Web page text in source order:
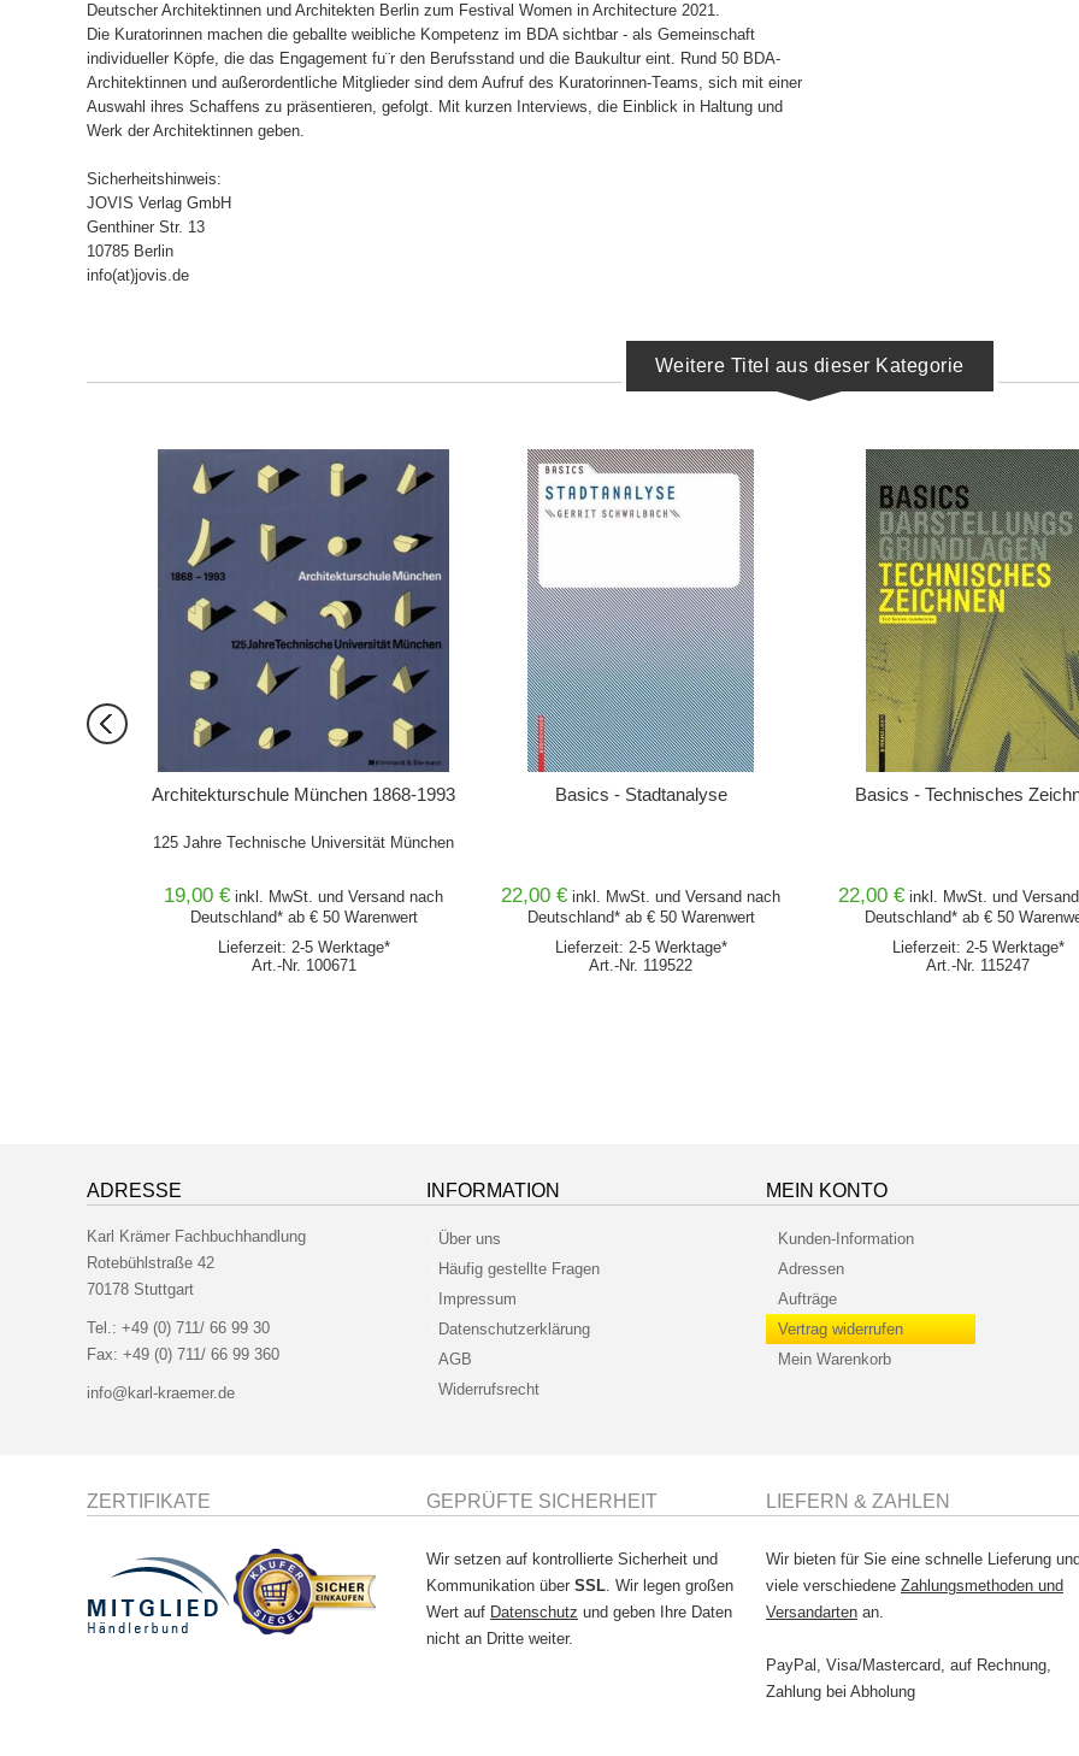
Deutscher Architektinnen und Architekten Berlin zum Festival Women in Architecture 2021.
Die Kuratorinnen machen die geballte weibliche Kompetenz im BDA sichtbar - als Gemeinschaft
individueller Köpfe, die das Engagement fu¨r den Berufsstand und die Baukultur eint. Rund 50 BDA-
Architektinnen und außerordentliche Mitglieder sind dem Aufruf des Kuratorinnen-Teams, sich mit einer
Auswahl ihres Schaffens zu präsentieren, gefolgt. Mit kurzen Interviews, die Einblick in Haltung und
Werk der Architektinnen geben.
Sicherheitshinweis:
JOVIS Verlag GmbH
Genthiner Str. 13
10785 Berlin
info(at)jovis.de
Weitere Titel aus dieser Kategorie
Architekturschule München 1868-1993
125 Jahre Technische Universität München
19,00 € inkl. MwSt. und Versand nach
Deutschland* ab € 50 Warenwert
Lieferzeit: 2-5 Werktage*
Art.-Nr. 100671
IN DEN WARENKORB
Basics - Stadtanalyse
22,00 € inkl. MwSt. und Versand nach
Deutschland* ab € 50 Warenwert
Lieferzeit: 2-5 Werktage*
Art.-Nr. 119522
IN DEN WARENKORB
Basics - Technisches
22,00 € inkl. MwSt. und Versand
Deutschland* ab € 50
Lieferzeit: 2-5 Werktage*
Art.-Nr. 115247
IN DEN WARENKORB
ADRESSE
Karl Krämer Fachbuchhandlung
Rotebühlstraße 42
70178 Stuttgart
Tel.: +49 (0) 711/ 66 99 30
Fax: +49 (0) 711/ 66 99 360
info@karl-kraemer.de
INFORMATION
Über uns
Häufig gestellte Fragen
Impressum
Datenschutzerklärung
AGB
Widerrufsrecht
MEIN KONTO
Kunden-Information
Adressen
Aufträge
Vertrag widerrufen
Mein Warenkorb
ZERTIFIKATE GEPRÜFTE SICHERHEIT
Wir setzen auf kontrollierte Sicherheit und
Kommunikation über SSL . Wir legen großen
Wert auf Datenschutz und geben Ihre Daten
nicht an Dritte weiter.
LIEFERN & ZAHLEN
Wir bieten für Sie eine schnelle Lieferung
viele verschiedene Zahlungsmethoden und
Versandarten an.
PayPal, Visa/Mastercard, auf Rechnung,
Zahlung bei Abholung